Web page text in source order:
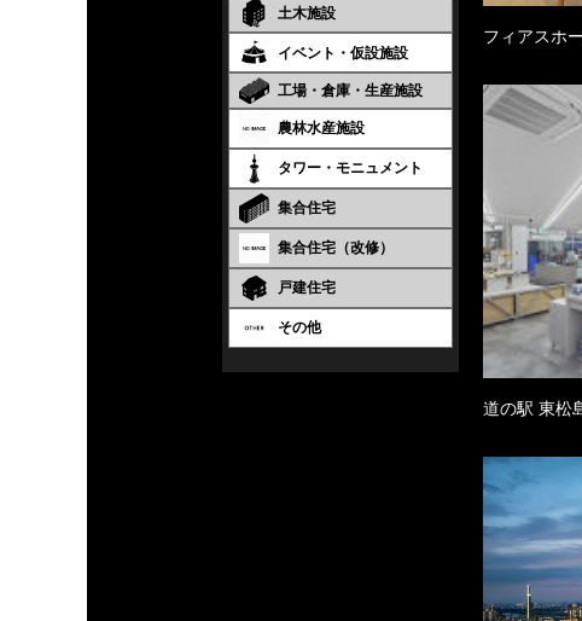
土木施設
イベント・仮設施設
工場・倉庫・生産施設
農林水産施設
タワー・モニュメント
集合住宅
集合住宅（改修）
戸建住宅
その他
フィアスホ
道の駅 東松